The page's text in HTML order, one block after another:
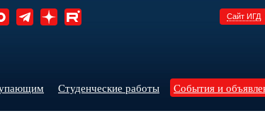
Сайт ИГД
Студенческие работы События и